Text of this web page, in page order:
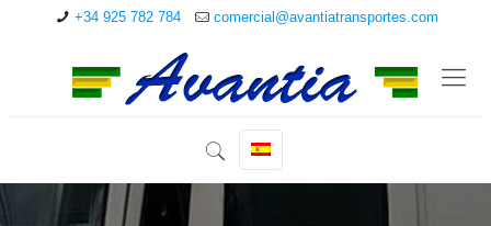
+34 925 782 784 comercial@avantiatransportes.com